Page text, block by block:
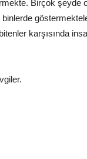
Birçok şeyde
binlerde
karşısında